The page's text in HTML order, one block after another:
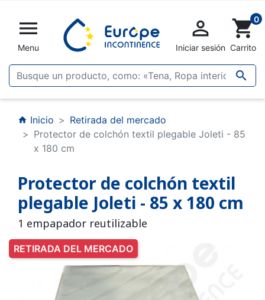

Menu


Iniciar sesión
shopping_cart0
Carrito
home Inicio
Retirada del mercado
Protector de colchón textil plegable Joleti - 85
x 180 cm
Protector de colchón textil
plegable Joleti - 85 x 180 cm
1 empapador reutilizable
RETIRADA DEL MERCADO